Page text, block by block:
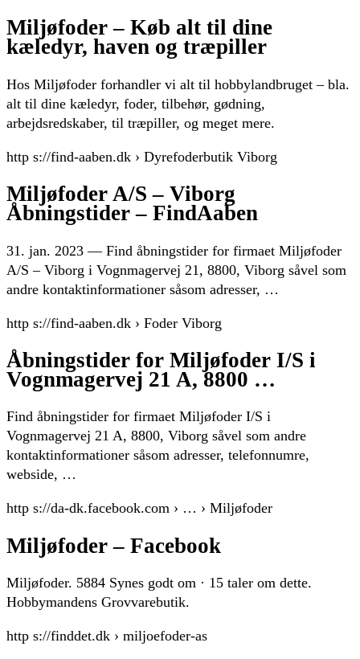
Miljøfoder – Køb alt til dine
kæledyr, haven og træpiller
Hos Miljøfoder forhandler vi alt til hobbylandbruget – bla.
alt til dine kæledyr, foder, tilbehør, gødning,
arbejdsredskaber, til træpiller, og meget mere.
http s://find-aaben.dk › Dyrefoderbutik Viborg
Miljøfoder A/S – Viborg
Åbningstider – FindAaben
31. jan. 2023 — Find åbningstider for firmaet Miljøfoder
A/S – Viborg i Vognmagervej 21, 8800, Viborg såvel som
andre kontaktinformationer såsom adresser, …
http s://find-aaben.dk › Foder Viborg
Åbningstider for Miljøfoder I/S i
Vognmagervej 21 A, 8800 …
Find åbningstider for firmaet Miljøfoder I/S i
Vognmagervej 21 A, 8800, Viborg såvel som andre
kontaktinformationer såsom adresser, telefonnumre,
webside, …
http s://da-dk.facebook.com › … › Miljøfoder
Miljøfoder – Facebook
Miljøfoder. 5884 Synes godt om · 15 taler om dette.
Hobbymandens Grovvarebutik.
http s://finddet.dk › miljoefoder-as